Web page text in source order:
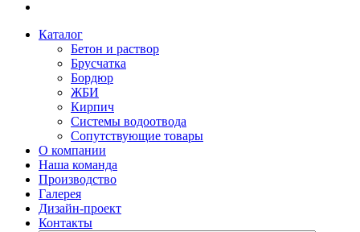
Каталог
Бетон и раствор
Брусчатка
Бордюр
ЖБИ
Кирпич
Системы водоотвода
Сопутствующие товары
О компании
Наша команда
Производство
Галерея
Дизайн-проект
Контакты